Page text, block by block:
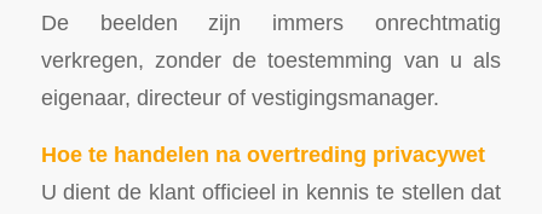
De beelden zijn immers onrechtmatig
verkregen, zonder de toestemming van u als
eigenaar, directeur of vestigingsmanager.
Hoe te handelen na overtreding privacywet
U dient de klant officieel in kennis te stellen dat